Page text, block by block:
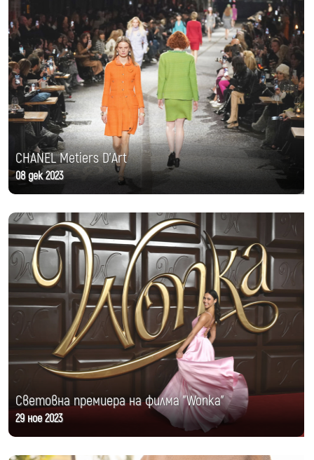
CHANEL Metiers D'Art
08 дек 2023
Световна премиера на филма "Wonka"
29 ное 2023